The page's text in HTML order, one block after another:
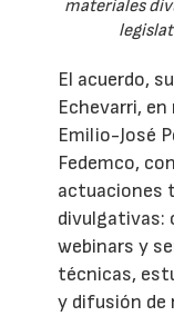
materiales
El acuerdo,
Echevarri,
Emilio-José
Fedemco,
actuaciones
divulgativas:
webinars y
técnicas,
y difusión de